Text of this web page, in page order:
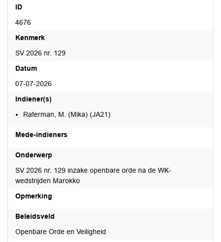
ID
4676
Kenmerk
SV 2026 nr. 129
Datum
07-07-2026
Indiener(s)
Raterman, M. (Mika) (JA21)
Mede-indieners
Onderwerp
SV 2026 nr. 129 inzake openbare orde na de WK-
wedstrijden Marokko
Opmerking
Beleidsveld
Openbare Orde en Veiligheid